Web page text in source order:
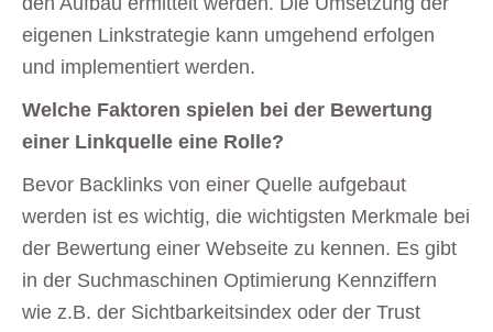
eigenen Linkstrategie kann umgehend erfolgen
und implementiert werden.
Welche Faktoren spielen bei der Bewertung
einer Linkquelle eine Rolle?
Bevor Backlinks von einer Quelle aufgebaut
werden ist es wichtig, die wichtigsten Merkmale bei
der Bewertung einer Webseite zu kennen. Es gibt
in der Suchmaschinen Optimierung Kennziffern
wie z.B. der Sichtbarkeitsindex oder der Trust